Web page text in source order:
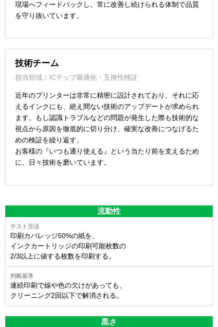
現場へフィードバックし、常に改善し続けられる体制で品質
を守り抜いています。
技術チーム
担当領域：ICチップ最適化・互換性検証
近年のプリンターは非常に精密に設計されており、それに応
えるインクにも、絶え間ない技術のアップデートが求められ
ます。もし認識トラブルなどの問題が発生した際も技術的な
視点から原因を徹底的に切り分け、確実な改善につなげるた
めの検証を繰り返す。
お客様の『いつも通り使える』という当たり前を支えるため
に、日々技術を磨いています。
流動性
印刷カバレッジ50%の紙を、
インクカートリッジの印刷可能枚数の
2/3以上に値する枚数を印刷する。
連続印刷で線や色の欠けがあっても、
クリーニング2回以下で解消される。
黒さ